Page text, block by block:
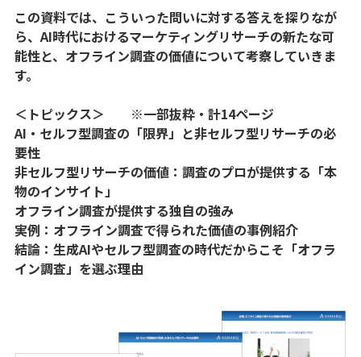
この資料では、こういった問いに対する答えを探りなが
ら、AI時代におけるマーケティングリサーチの新たな可
能性と、オフライン調査の価値について考察していきま
す。
＜トピックス＞ ※一部抜粋・計14ページ
AI・セルフ型調査の「限界」と非セルフ型リサーチの必
要性
非セルフ型リサーチの価値：調査のプロが提供する「本
物のインサイト」
オフライン調査が提供する独自の強み
実例：オフライン調査で得られた価値の事例紹介
結論：生成AIやセルフ型調査の時代だからこそ「オフラ
イン調査」を選ぶ理由